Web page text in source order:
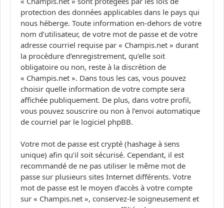
protection des données applicables dans le pays qui
nous héberge. Toute information en-dehors de votre
nom d’utilisateur, de votre mot de passe et de votre
adresse courriel requise par « Champis.net » durant
la procédure d’enregistrement, qu’elle soit
obligatoire ou non, reste à la discrétion de
« Champis.net ». Dans tous les cas, vous pouvez
choisir quelle information de votre compte sera
affichée publiquement. De plus, dans votre profil,
vous pouvez souscrire ou non à l’envoi automatique
de courriel par le logiciel phpBB.
Votre mot de passe est crypté (hashage à sens
unique) afin qu’il soit sécurisé. Cependant, il est
recommandé de ne pas utiliser le même mot de
passe sur plusieurs sites Internet différents. Votre
mot de passe est le moyen d’accès à votre compte
sur « Champis.net », conservez-le soigneusement et